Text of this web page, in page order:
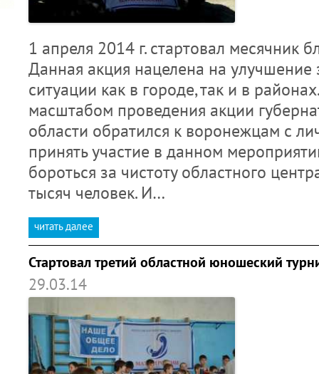
1 апреля 2014 г. стартовал месячник
Данная акция нацелена на улучшение
ситуации как в городе, так и в
масштабом проведения акции
области обратился к воронежцам с
принять участие в данном
бороться за чистоту областного
тысяч человек. И…
читать далее
Стартовал третий областной юношеский
29.03.14